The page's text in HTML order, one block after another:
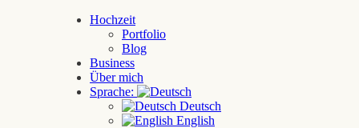
Hochzeit
Portfolio
Blog
Business
Über mich
Sprache:
Deutsch
English